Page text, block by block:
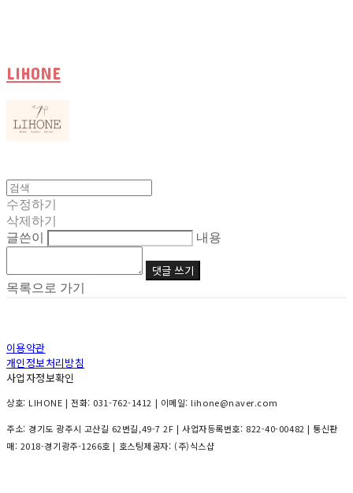
LIHONE
수정하기
삭제하기
글쓴이
내용
댓글 쓰기
목록으로 가기
이용약관
개인정보처리방침
사업자정보확인
상호: LIHONE | 전화: 031-762-1412 | 이메일: lihone@naver.com
주소: 경기도 광주시 고산길 62번길,49-7 2F | 사업자등록번호: 822-40-00482 | 통신판
매: 2018-경기광주-1266호 | 호스팅제공자: (주)식스샵